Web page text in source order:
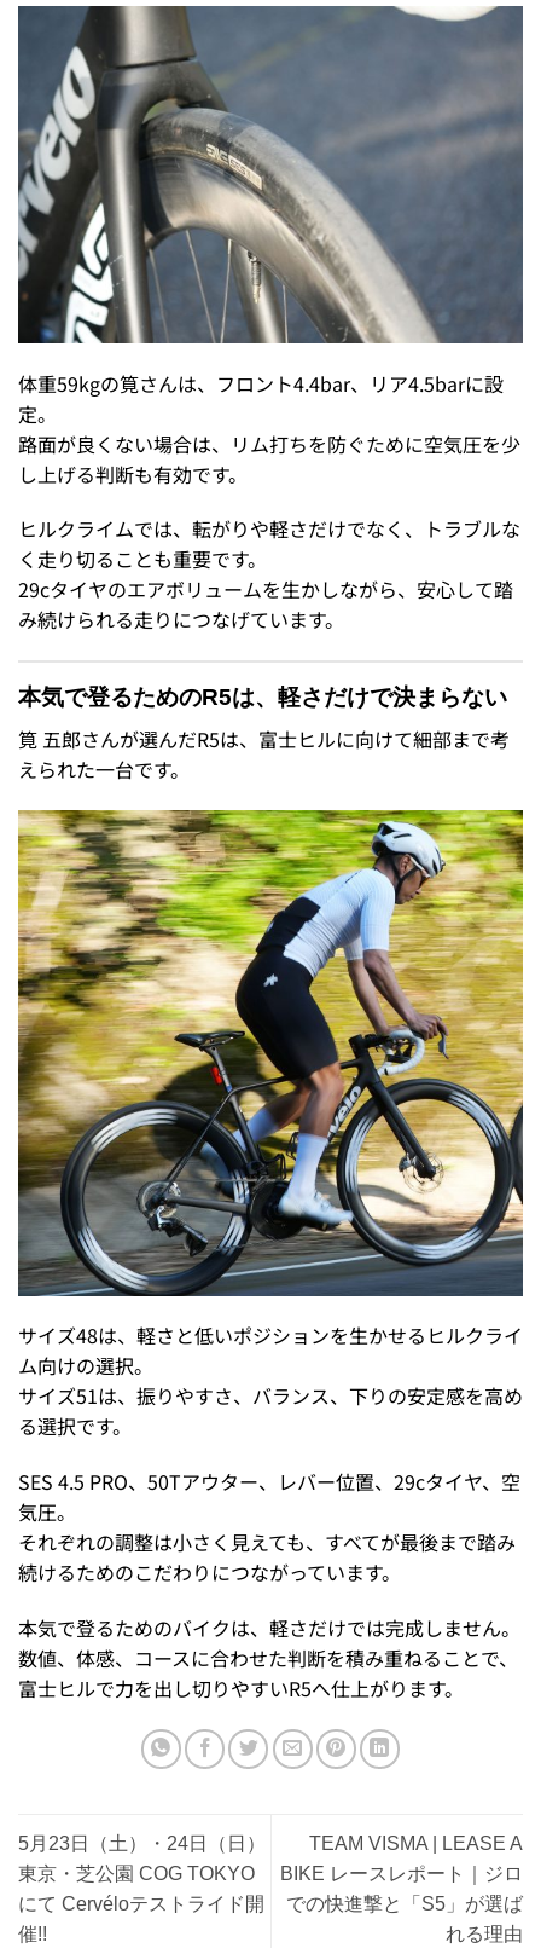
体重59kgの筧さんは、フロント4.4bar、リア4.5barに設
定。
路面が良くない場合は、リム打ちを防ぐために空気圧を少
し上げる判断も有効です。
ヒルクライムでは、転がりや軽さだけでなく、トラブルな
く走り切ることも重要です。
29cタイヤのエアボリュームを生かしながら、安心して踏
み続けられる走りにつなげています。
本気で登るためのR5は、軽さだけで決まらない
筧 五郎さんが選んだR5は、富士ヒルに向けて細部まで考
えられた一台です。
サイズ48は、軽さと低いポジションを生かせるヒルクライ
ム向けの選択。
サイズ51は、振りやすさ、バランス、下りの安定感を高め
る選択です。
SES 4.5 PRO、50Tアウター、レバー位置、29cタイヤ、空
気圧。
それぞれの調整は小さく見えても、すべてが最後まで踏み
続けるためのこだわりにつながっています。
本気で登るためのバイクは、軽さだけでは完成しません。
数値、体感、コースに合わせた判断を積み重ねることで、
富士ヒルで力を出し切りやすいR5へ仕上がります。
5月23日（土）・24日（日）
東京・芝公園 COG TOKYO
にて Cervéloテストライド開
催!!
TEAM VISMA | LEASE A
BIKE レースレポート｜ジロ
での快進撃と「S5」が選ば
れる理由